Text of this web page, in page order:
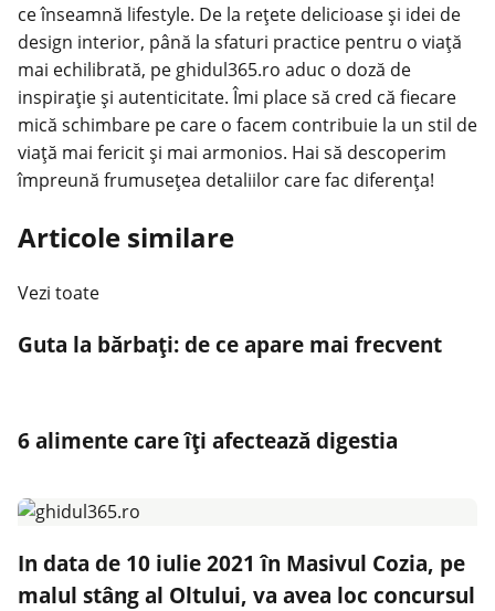
ce înseamnă lifestyle. De la rețete delicioase și idei de
design interior, până la sfaturi practice pentru o viață
mai echilibrată, pe ghidul365.ro aduc o doză de
inspirație și autenticitate. Îmi place să cred că fiecare
mică schimbare pe care o facem contribuie la un stil de
viață mai fericit și mai armonios. Hai să descoperim
împreună frumusețea detaliilor care fac diferența!
Articole similare
Vezi toate
Guta la bărbați: de ce apare mai frecvent
6 alimente care îți afectează digestia
In data de 10 iulie 2021 în Masivul Cozia, pe
malul stâng al Oltului, va avea loc concursul